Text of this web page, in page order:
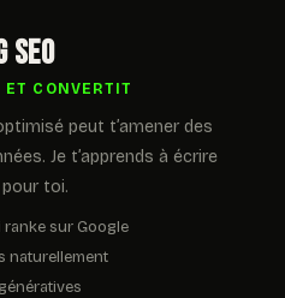
CONVERTIT
peut t’amener des
Je t’apprends à écrire
toi.
ranke sur Google
naturellement